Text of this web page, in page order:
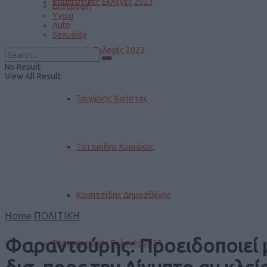
Δημοτικές Εκλογές 2023
Τριγώνης Χρήστος
Ταταρίδης Κυριάκος
Κουπτσίδης Δημοσθένης
Περιφερειακές Εκλογές 2023
Διατροφή
Υγεία
Auto
Sexuality
No Result
View All Result
Home ΠΟΛΙΤΙΚΗ
Φαραντούρης: